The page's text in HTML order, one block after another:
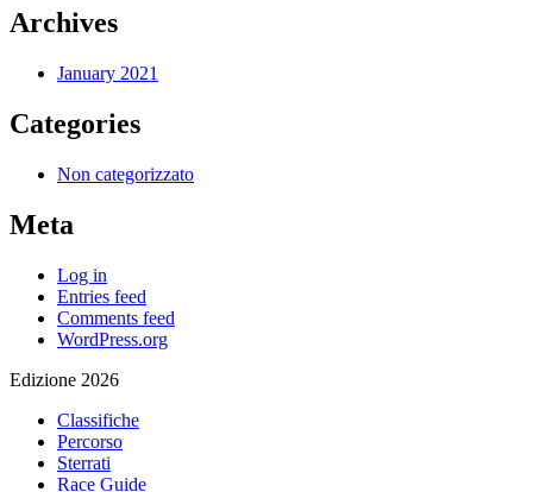
Archives
January 2021
Categories
Non categorizzato
Meta
Log in
Entries feed
Comments feed
WordPress.org
Edizione 2026
Classifiche
Percorso
Sterrati
Race Guide